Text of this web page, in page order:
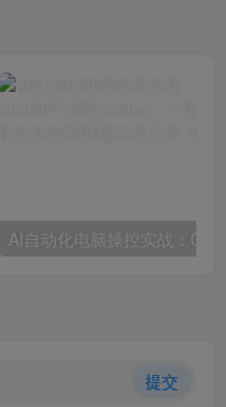
提交